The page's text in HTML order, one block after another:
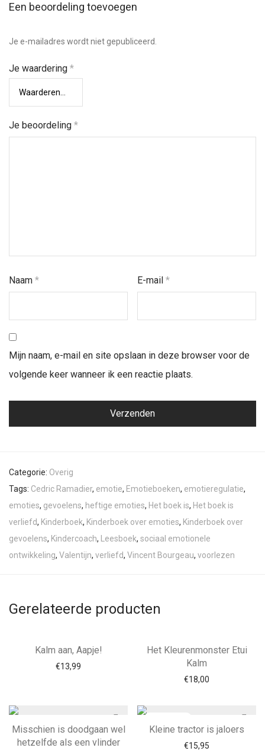
Een beoordeling toevoegen
Je e-mailadres wordt niet gepubliceerd.
Je waardering *
Je beoordeling *
Naam * E-mail*
Mijn naam, e-mail en site opslaan in deze browser voor de
volgende keer wanneer ik een reactie plaats.
Categorie: Overig
Tags: Cedric Ramadier, emotie, Emotieboeken, emotieregulatie,
emoties, gevoelens, heftige emoties, Het boek is, Het boek is
verliefd, Kinderboek, Kinderboek over emoties, Kinderboek over
gevoelens, Kindercoach, Leesboek, sociaal emotionele
ontwikkeling, Valentijn, verliefd, Vincent Bourgeau, voorlezen
Gerelateerde producten
Kalm aan, Aapje!
€13,99
Het Kleurenmonster Etui
Kalm
€18,00
Misschien is doodgaan wel
hetzelfde als een vlinder
Kleine tractor is jaloers
€15,95